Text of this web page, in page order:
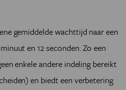
gemiddelde wachttijd naar een
en 12 seconden. Zo een
enkele andere indeling bereikt
en biedt een verbetering